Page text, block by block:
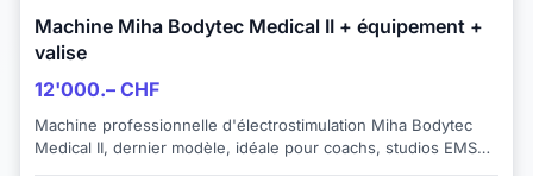
Machine Miha Bodytec Medical II + équipement +
valise
12'000.– CHF
Machine professionnelle d'électrostimulation Miha Bodytec
Medical II, dernier modèle, idéale pour coachs, studios EMS
ou kinésithérapeutes. - Équipem...